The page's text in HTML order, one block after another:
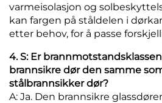
varmeisolasjon og
kan fargen på ståldelen i
etter behov, for å passe
4. S: Er
brannsikre dør den samme
stålbrannsikker dør?
A: Ja. Den brannsikre